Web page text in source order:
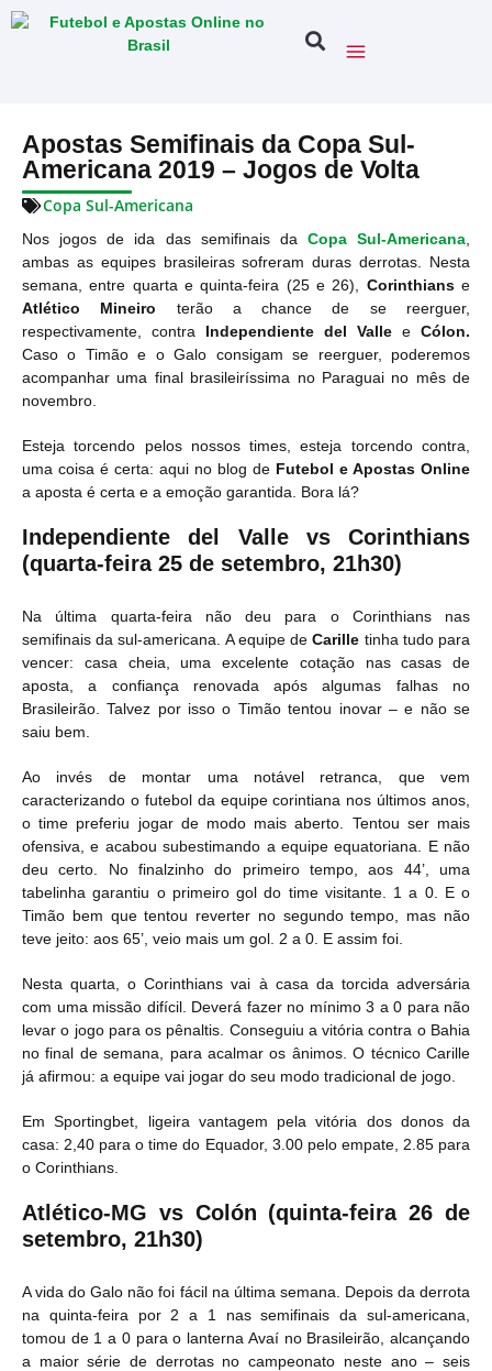
Apostas Semifinais da Copa Sul-
Americana 2019 – Jogos de Volta
Copa Sul-Americana
Nos jogos de ida das semifinais da Copa Sul-Americana
ambas as equipes brasileiras sofreram duras derrotas. Nesta
semana, entre quarta e quinta-feira (25 e 26), Corinthianse
Atlético Mineiro terão a chance de se reerguer,
respectivamente, contra Independiente del Valle e Cólon.
Caso o Timão e o Galo consigam se reerguer, poderemos
acompanhar uma final brasileiríssima no Paraguai no mês de
novembro.
Esteja torcendo pelos nossos times, esteja torcendo contra,
uma coisa é certa: aqui no blog de Futebol e Apostas Online
a aposta é certa e a emoção garantida. Bora lá?
Independiente del Valle vs Corinthians
(quarta-feira 25 de setembro, 21h30)
Na última quarta-feira não deu para o Corinthians nas
semifinais da sul-americana. A equipe deCarille tinha tudo para
vencer: casa cheia, uma excelente cotação nas casas de
aposta, a confiança renovada após algumas falhas no
Brasileirão. Talvez por isso o Timão tentou inovar – e não se
saiu bem.
Ao invés de montar uma notável retranca, que vem
caracterizando o futebol da equipe corintiana nos últimos anos,
o time preferiu jogar de modo mais aberto. Tentou ser mais
ofensiva, e acabou subestimando a equipe equatoriana. E não
deu certo. No finalzinho do primeiro tempo, aos 44’, uma
tabelinha garantiu o primeiro gol do time visitante. 1 a 0. E o
Timão bem que tentou reverter no segundo tempo, mas não
teve jeito: aos 65’, veio mais um gol. 2 a 0. E assim foi.
Nesta quarta, o Corinthians vai à casa da torcida adversária
com uma missão difícil. Deverá fazer no mínimo 3 a 0 para não
levar o jogo para os pênaltis. Conseguiu a vitória contra o Bahia
no final de semana, para acalmar os ânimos. O técnico Carille
já afirmou: a equipe vai jogar do seu modo tradicional de jogo.
Em Sportingbet, ligeira vantagem pela vitória dos donos da
casa: 2,40 para o time do Equador, 3.00 pelo empate, 2.85 para
o Corinthians.
Atlético-MG vs Colón (quinta-feira 26 de
setembro, 21h30)
A vida do Galo não foi fácil na última semana. Depois da derrota
na quinta-feira por 2 a 1 nas semifinais da sul-americana,
tomou de 1 a 0 para o lanterna Avaí no Brasileirão, alcançando
a maior série de derrotas no campeonato neste ano – seis